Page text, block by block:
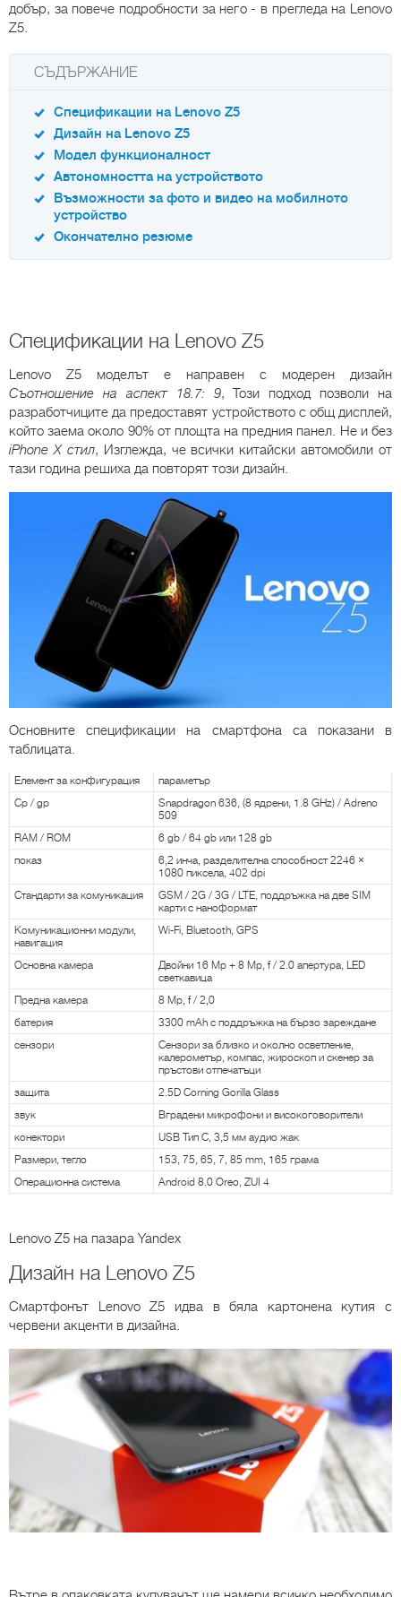
добър, за повече подробности за него - в прегледа на Lenovo
Z5.
СЪДЪРЖАНИЕ
Спецификации на Lenovo Z5
Дизайн на Lenovo Z5
Модел функционалност
Автономността на устройството
Възможности за фото и видео на мобилното
устройство
Окончателно резюме
Спецификации на Lenovo Z5
Lenovo Z5 моделът е направен с модерен дизайн
Съотношение на аспект 18.7: 9, Този подход позволи на
разработчиците да предоставят устройството с общ дисплей,
който заема около 90% от площта на предния панел. Не и без
iPhone X стил, Изглежда, че всички китайски автомобили от
тази година решиха да повторят този дизайн.
Основните спецификации на смартфона са показани в
таблицата.
Елемент за конфигурация
параметър
Cp / gp
Snapdragon 636, (8 ядрени, 1.8 GHz) / Adreno
509
RAM / ROM
6 gb / 64 gb или 128 gb
показ
6,2 инча, разделителна способност 2246 ×
1080 пиксела, 402 dpi
Стандарти за комуникация
GSM / 2G / 3G / LTE, поддръжка на две SIM
карти с наноформат
Комуникационни модули,
навигация
Wi-Fi, Bluetooth, GPS
Основна камера
Двойни 16 Mp + 8 Mp, f / 2.0 апертура, LED
светкавица
Предна камера
8 Mp, f / 2,0
батерия
3300 mAh с поддръжка на бързо зареждане
сензори
Сензори за близко и околно осветление,
калерометър, компас, жироскоп и скенер за
пръстови отпечатъци
защита
2.5D Corning Gorilla Glass
звук
Вградени микрофони и високоговорители
конектори
USB Тип C, 3,5 мм аудио жак
Размери, тегло
153, 75, 65, 7, 85 mm, 165 грама
Операционна система
Android 8.0 Oreo, ZUI 4
Lenovo Z5 на пазара Yandex
Дизайн на Lenovo Z5
Смартфонът Lenovo Z5 идва в бяла картонена кутия с
червени акценти в дизайна.